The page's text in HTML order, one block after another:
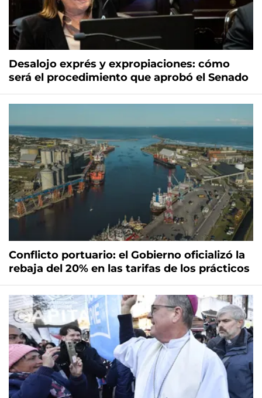
Desalojo exprés y expropiaciones: cómo
será el procedimiento que aprobó el Senado
Conflicto portuario: el Gobierno oficializó la
rebaja del 20% en las tarifas de los prácticos